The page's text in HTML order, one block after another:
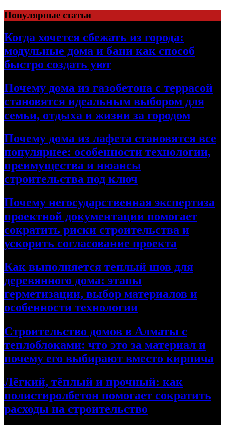
Перейти
к
содержимому
Популярные статьи
Когда хочется сбежать из города:
модульные дома и бани как способ
быстро создать уют
Почему дома из газобетона с террасой
становятся идеальным выбором для
семьи, отдыха и жизни за городом
Почему дома из лафета становятся все
популярнее: особенности технологии,
преимущества и нюансы
строительства под ключ
Почему негосударственная экспертиза
проектной документации помогает
сократить риски строительства и
ускорить согласование проекта
Как выполняется теплый шов для
деревянного дома: этапы
герметизации, выбор материалов и
особенности технологии
Строительство домов в Алматы с
теплоблоками: что это за материал и
почему его выбирают вместо кирпича
Лёгкий, тёплый и прочный: как
полистиролбетон помогает сократить
расходы на строительство